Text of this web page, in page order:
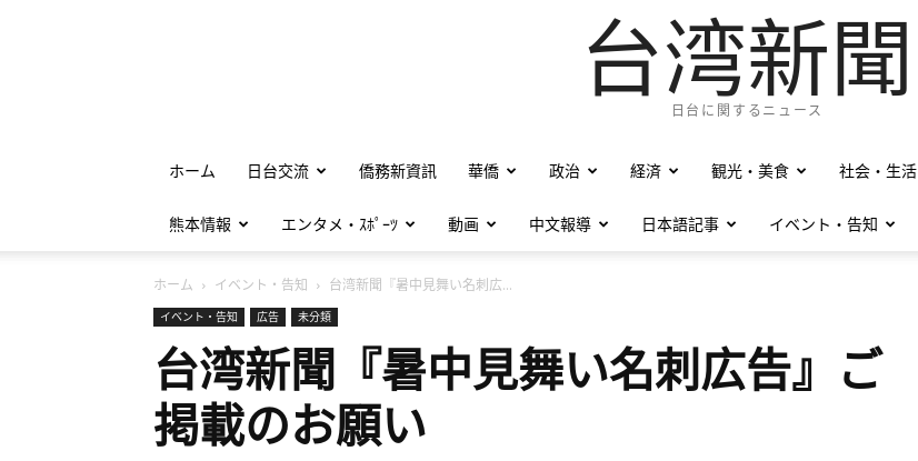
台湾新聞
日台に関するニュース
ホーム 日台交流 僑務新資訊 華僑 政治 経済 観光・美食 社会・生活
熊本情報 エンタメ・ｽﾎﾟｰﾂ 動画 中文報導 日本語記事 イベント・告知
ホーム イベント・告知 台湾新聞『暑中見舞い名刺広...
イベント・告知 広告 未分類
台湾新聞『暑中見舞い名刺広告』ご
掲載のお願い